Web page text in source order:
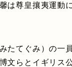
は尊皇攘夷運動
たてぐみ）の一
文らとイギリス